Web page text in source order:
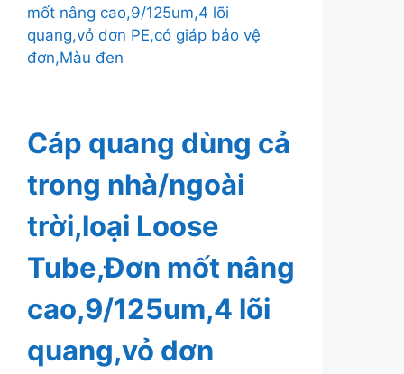
mốt nâng cao,9/125um,4 lõi
quang,vỏ dơn PE,có giáp bảo vệ
đơn,Màu đen
Cáp quang dùng cả
trong nhà/ngoài
trời,loại Loose
Tube,Đơn mốt nâng
cao,9/125um,4 lõi
quang,vỏ dơn